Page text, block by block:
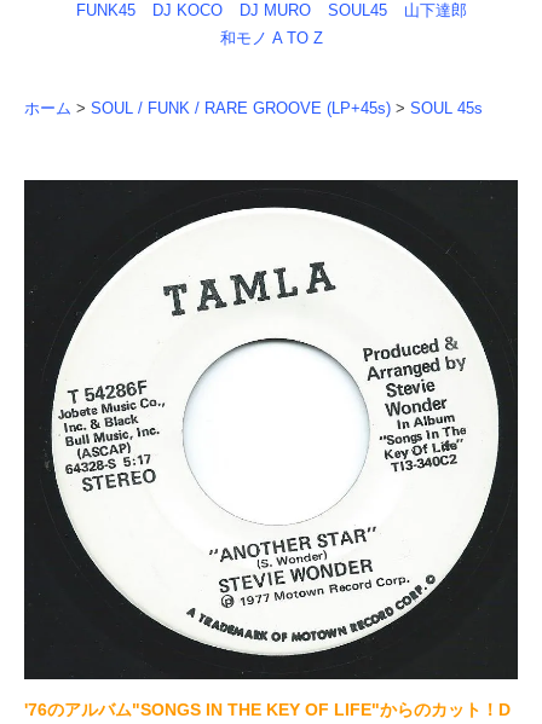
FUNK45 DJ KOCO DJ MURO SOUL45
山下達郎
和モノ A TO Z
ホーム > SOUL / FUNK / RARE GROOVE (LP+45s) > SOUL 45s
'76のアルバム"SONGS IN THE KEY OF LIFE"からのカット！D